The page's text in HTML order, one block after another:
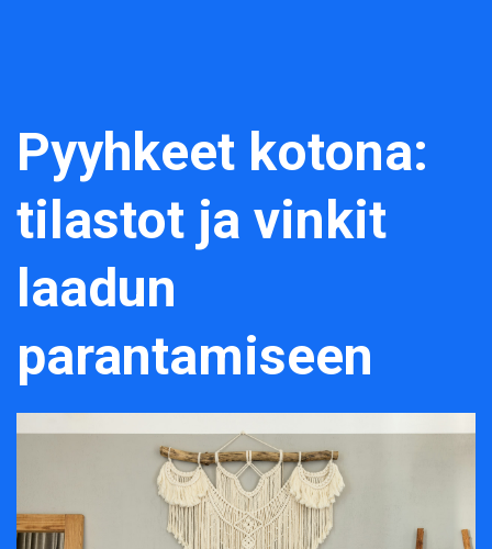
Pyyhkeet kotona:
tilastot ja vinkit
laadun
parantamiseen